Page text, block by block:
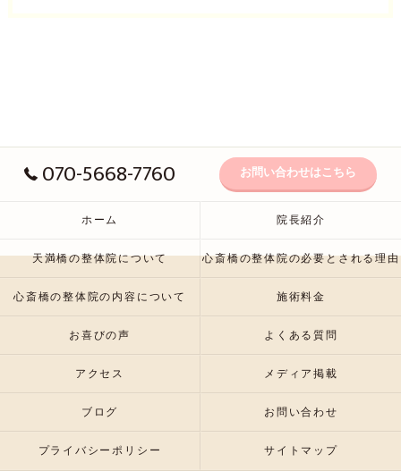
070-5668-7760 お問い合わせはこちら
ホーム 院長紹介
天満橋の整体院について 心斎橋の整体院の必要とされる理由
心斎橋の整体院の内容について 施術料金
お喜びの声 よくある質問
アクセス メディア掲載
ブログ お問い合わせ
プライバシーポリシー サイトマップ